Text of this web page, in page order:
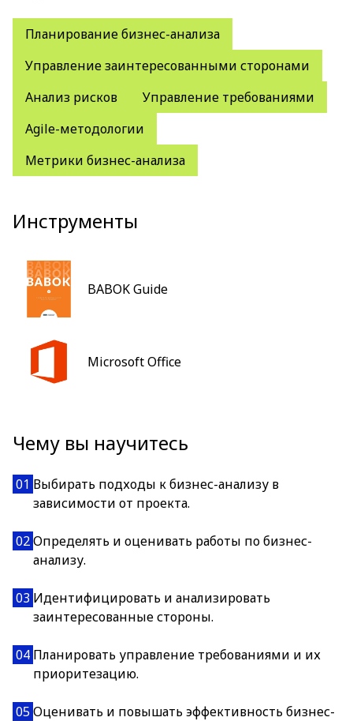
Планирование бизнес-анализа
Управление заинтересованными сторонами
Анализ рисков
Управление требованиями
Agile-методологии
Метрики бизнес-анализа
Инструменты
BABOK Guide
Microsoft Office
Чему вы научитесь
01 Выбирать подходы к бизнес-анализу в
зависимости от проекта.
02Определять и оценивать работы по бизнес-
анализу.
03 Идентифицировать и анализировать
заинтересованные стороны.
04 Планировать управление требованиями и их
приоритезацию.
05Оценивать и повышать эффективность бизнес-